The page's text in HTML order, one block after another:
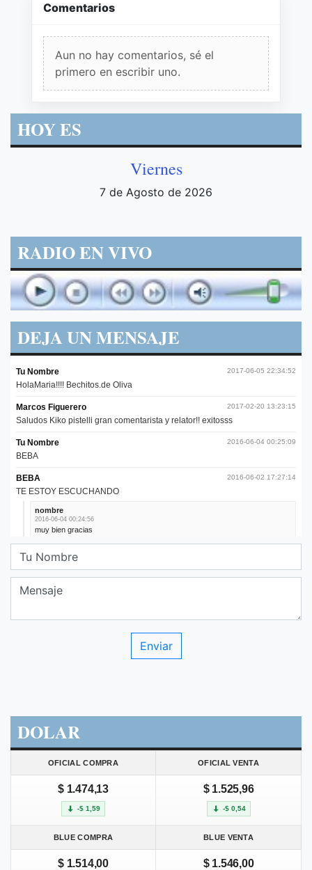
Comentarios
Aun no hay comentarios, sé el
primero en escribir uno.
HOY ES
Viernes
7 de Agosto de 2026
RADIO EN VIVO
DEJA UN MENSAJE
DOLAR
OFICIAL COMPRA OFICIAL VENTA
$ 1.474,13
-$ 1,59
$ 1.525,96
-$ 0,54
BLUE COMPRA BLUE VENTA
$ 1.514,00 $ 1.546,00